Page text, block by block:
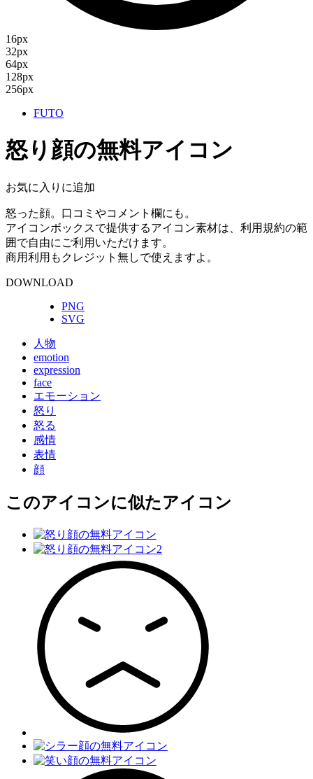
16px
32px
64px
128px
256px
FUTO
怒り顔の無料アイコン
お気に入りに追加
怒った顔。口コミやコメント欄にも。
アイコンボックスで提供するアイコン素材は、利用規約の範
囲で自由にご利用いただけます。
商用利用もクレジット無しで使えますよ。
DOWNLOAD
PNG
SVG
人物
emotion
expression
face
エモーション
怒り
怒る
感情
表情
顔
このアイコンに似たアイコン